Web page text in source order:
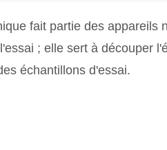
fait partie des appareils
; elle sert à découper
échantillons d'essai.